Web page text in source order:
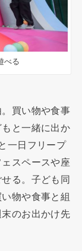
べる
買い物や食事
と一緒に出か
一日フリープ
スペースや座
る。子ども同
物や食事と組
のお出かけ先